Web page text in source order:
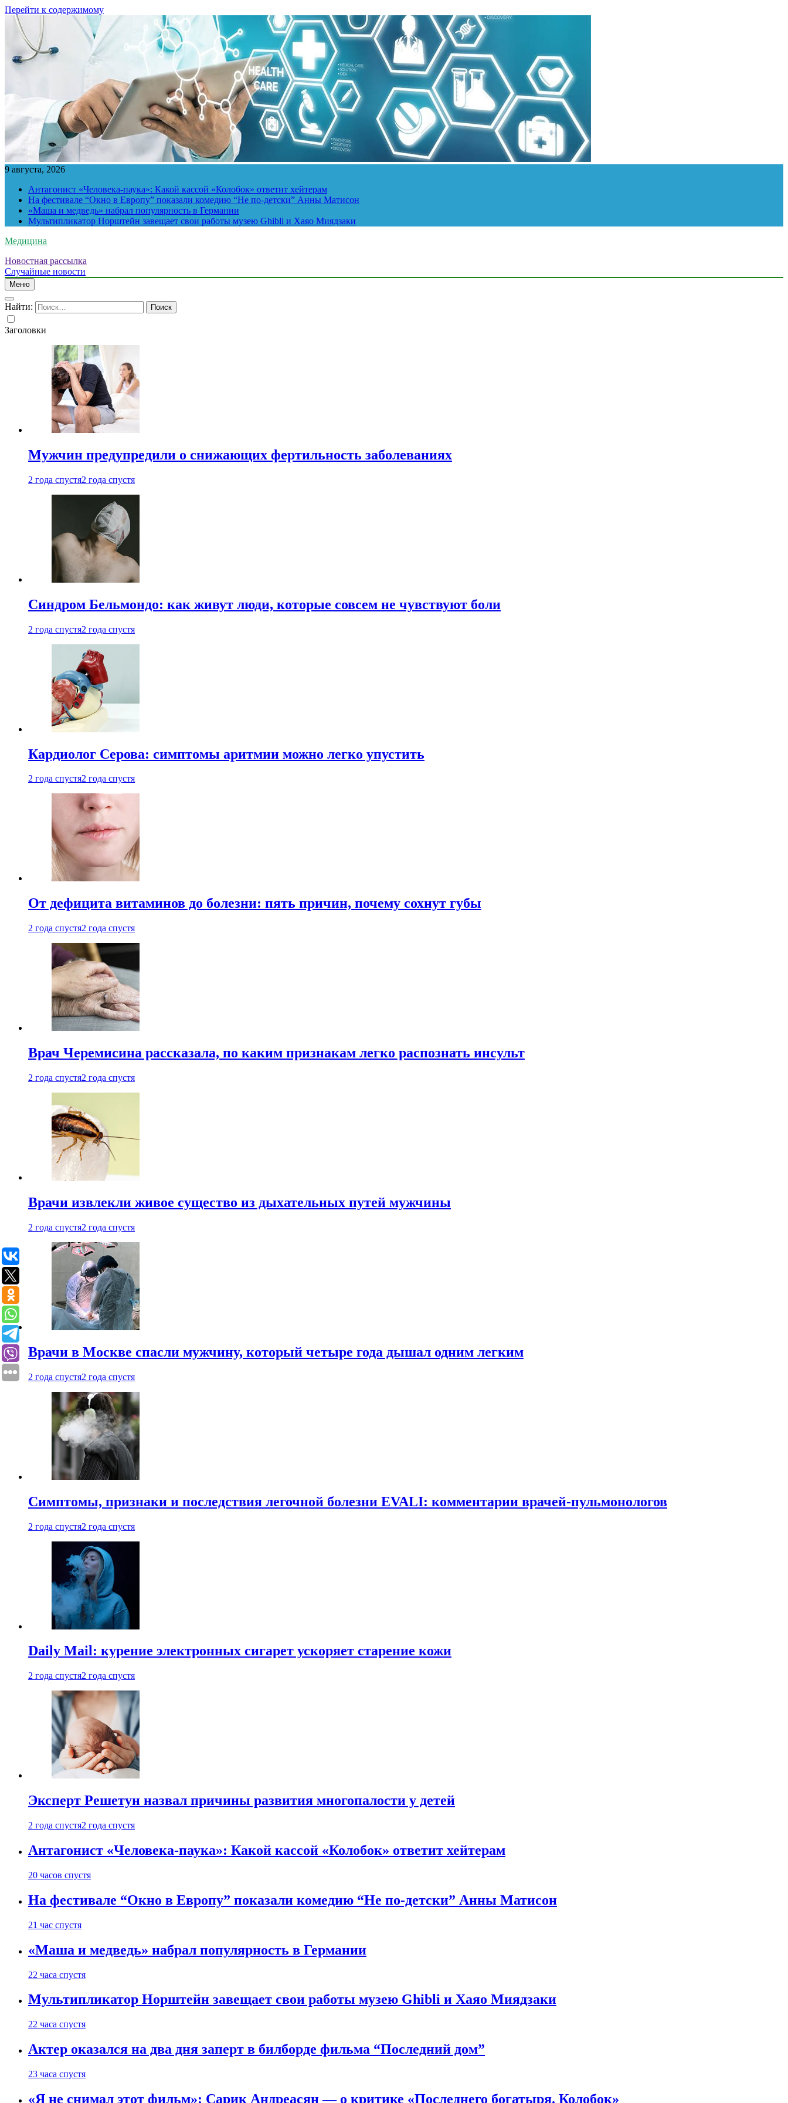
Перейти к содержимому
9 августа, 2026
Антагонист «Человека-паука»: Какой кассой «Колобок» ответит хейтерам
На фестивале “Окно в Европу” показали комедию “Не по-детски” Анны Матисон
«Маша и медведь» набрал популярность в Германии
Мультипликатор Норштейн завещает свои работы музею Ghibli и Хаяо Миядзаки
Медицина
Новостная рассылка
Случайные новости
Меню
Найти:
Заголовки
Мужчин предупредили о снижающих фертильность заболеваниях
2 года спустя2 года спустя
Синдром Бельмондо: как живут люди, которые совсем не чувствуют боли
2 года спустя2 года спустя
Кардиолог Серова: симптомы аритмии можно легко упустить
2 года спустя2 года спустя
От дефицита витаминов до болезни: пять причин, почему сохнут губы
2 года спустя2 года спустя
Врач Черемисина рассказала, по каким признакам легко распознать инсульт
2 года спустя2 года спустя
Врачи извлекли живое существо из дыхательных путей мужчины
2 года спустя2 года спустя
Врачи в Москве спасли мужчину, который четыре года дышал одним легким
2 года спустя2 года спустя
Симптомы, признаки и последствия легочной болезни EVALI: комментарии врачей-пульмонологов
2 года спустя2 года спустя
Daily Mail: курение электронных сигарет ускоряет старение кожи
2 года спустя2 года спустя
Эксперт Решетун назвал причины развития многопалости у детей
2 года спустя2 года спустя
Антагонист «Человека-паука»: Какой кассой «Колобок» ответит хейтерам
20 часов спустя
На фестивале “Окно в Европу” показали комедию “Не по-детски” Анны Матисон
21 час спустя
«Маша и медведь» набрал популярность в Германии
22 часа спустя
Мультипликатор Норштейн завещает свои работы музею Ghibli и Хаяо Миядзаки
22 часа спустя
Актер оказался на два дня заперт в билборде фильма “Последний дом”
23 часа спустя
«Я не снимал этот фильм»: Сарик Андреасян — о критике «Последнего богатыря. Колобок»